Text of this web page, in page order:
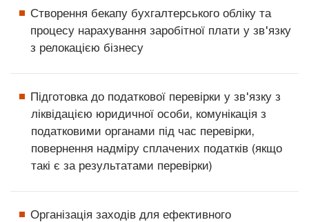
Створення бекапу бухгалтерського обліку та
процесу нарахування заробітної плати у зв'язку
з релокацією бізнесу
Підготовка до податкової перевірки у зв'язку з
ліквідацією юридичної особи, комунікація з
податковими органами під час перевірки,
повернення надміру сплачених податків (якщо
такі є за результатами перевірки)
Організація заходів для ефективного